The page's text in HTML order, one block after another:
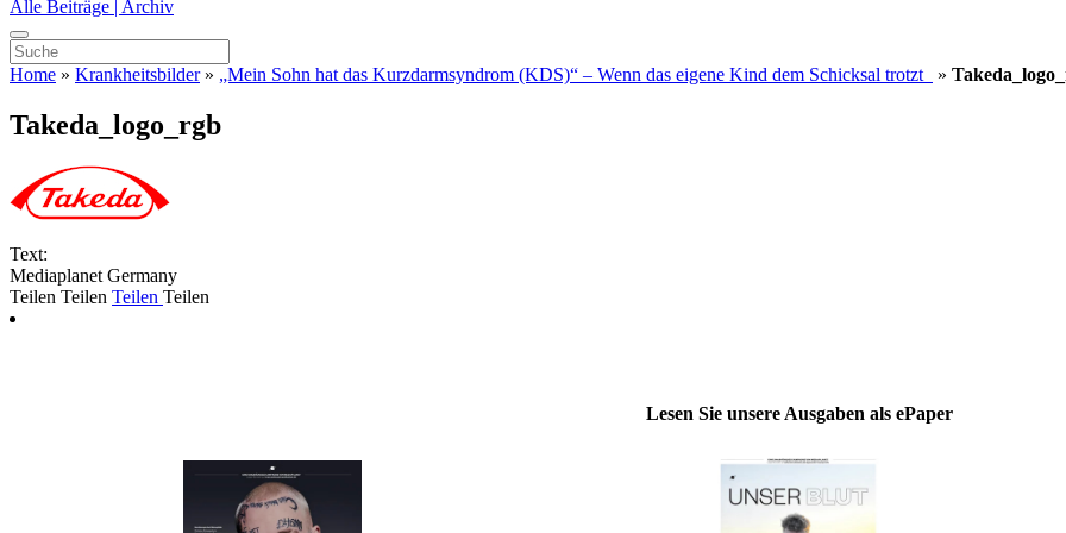
Alle Beiträge | Archiv
Home » Krankheitsbilder» „Mein Sohn hat das Kurzdarmsyndrom (KDS)“ – Wenn das eigene Kind dem Schicksal trotzt »
Takeda_logo_rgb
Text:
Mediaplanet Germany
Teilen Teilen Teilen Teilen
Lesen Sie unsere Ausgaben als ePaper